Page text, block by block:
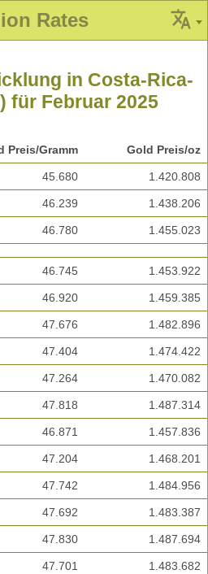
Rates
in Costa-Rica-
für Februar 2025
Preis/Gramm Gold Preis/oz
45.680 1.420.808
46.239 1.438.206
46.780 1.455.023
46.745 1.453.922
46.920 1.459.385
47.676 1.482.896
47.404 1.474.422
47.264 1.470.082
47.818 1.487.314
46.871 1.457.836
47.204 1.468.201
47.742 1.484.956
47.692 1.483.387
47.830 1.487.694
47.701 1.483.682